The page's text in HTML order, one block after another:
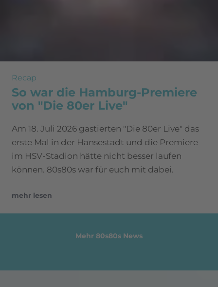
Recap
So war die Hamburg-Premiere
von "Die 80er Live"
Am 18. Juli 2026 gastierten "Die 80er Live" das
erste Mal in der Hansestadt und die Premiere
im HSV-Stadion hätte nicht besser laufen
können. 80s80s war für euch mit dabei.
mehr lesen
Mehr 80s80s News